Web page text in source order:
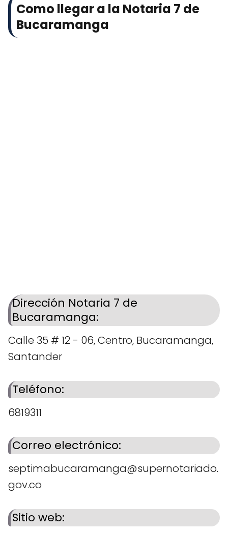
Como llegar a la Notaria 7 de
Bucaramanga
Dirección Notaria 7 de
Bucaramanga:
Calle 35 # 12 - 06, Centro, Bucaramanga,
Santander
Teléfono:
6819311
Correo electrónico:
septimabucaramanga@supernotariado.
gov.co
Sitio web: